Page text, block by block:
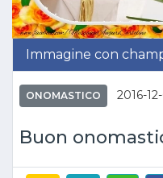
Immagine con
ONOMASTICO 2016-
Buon